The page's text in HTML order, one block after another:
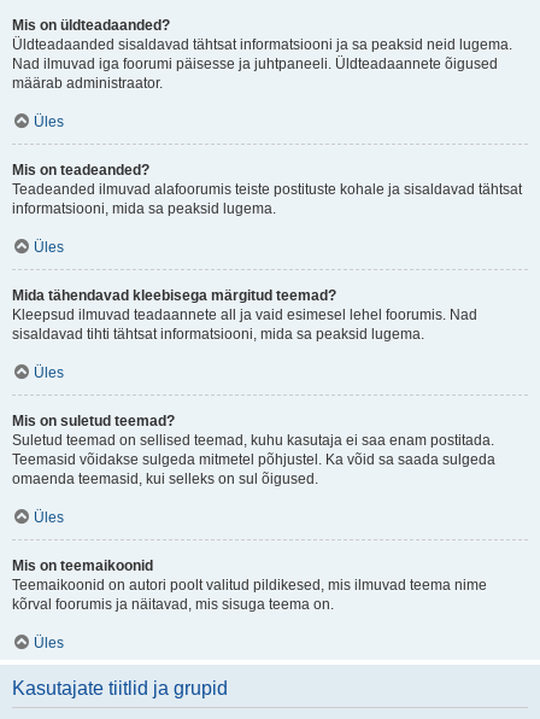
Mis on üldteadaanded?
Üldteadaanded sisaldavad tähtsat informatsiooni ja sa peaksid neid lugema.
Nad ilmuvad iga foorumi päisesse ja juhtpaneeli. Üldteadaannete õigused
määrab administraator.
Üles
Mis on teadeanded?
Teadeanded ilmuvad alafoorumis teiste postituste kohale ja sisaldavad tähtsat
informatsiooni, mida sa peaksid lugema.
Üles
Mida tähendavad kleebisega märgitud teemad?
Kleepsud ilmuvad teadaannete all ja vaid esimesel lehel foorumis. Nad
sisaldavad tihti tähtsat informatsiooni, mida sa peaksid lugema.
Üles
Mis on suletud teemad?
Suletud teemad on sellised teemad, kuhu kasutaja ei saa enam postitada.
Teemasid võidakse sulgeda mitmetel põhjustel. Ka võid sa saada sulgeda
omaenda teemasid, kui selleks on sul õigused.
Üles
Mis on teemaikoonid
Teemaikoonid on autori poolt valitud pildikesed, mis ilmuvad teema nime
kõrval foorumis ja näitavad, mis sisuga teema on.
Üles
Kasutajate tiitlid ja grupid